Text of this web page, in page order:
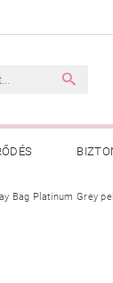
ADATKEZELÉSI
Bag Platinum Grey